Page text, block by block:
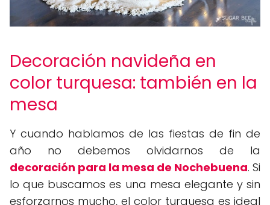
Decoración navideña en
color turquesa: también en la
mesa
Y cuando hablamos de las fiestas de fin de
año no debemos olvidarnos de la
decoración para la mesa de Nochebuena. Si
lo que buscamos es una mesa elegante y sin
esforzarnos mucho, el color turquesa es ideal